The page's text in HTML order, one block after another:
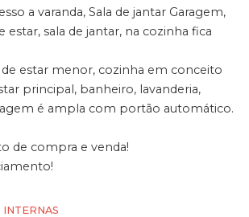
a varanda, Sala de jantar Garagem,
estar, sala de jantar, na cozinha fica
de estar menor, cozinha em conceito
principal, banheiro, lavanderia,
é ampla com portão automático.
de compra e venda!
INTERNAS